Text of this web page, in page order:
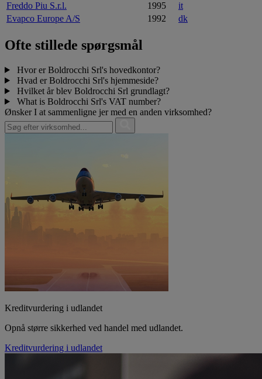
Freddo Piu S.r.l.
1995
it
Evapco Europe A/S
1992 dk
Ofte stillede spørgsmål
Hvor er Boldrocchi Srl's hovedkontor?
Hvad er Boldrocchi Srl's hjemmeside?
Hvilket år blev Boldrocchi Srl grundlagt?
What is Boldrocchi Srl's VAT number?
Ønsker I at sammenligne jer med en anden virksomhed?
Kreditvurdering i udlandet
Opnå større sikkerhed ved handel med udlandet.
Kreditvurdering i udlandet